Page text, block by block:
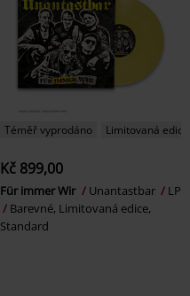
Téměř vyprodáno Limitovaná edice
Kč 899,00
Für immer Wir Unantastbar
LP
Barevné, Limitovaná edice,
Standard